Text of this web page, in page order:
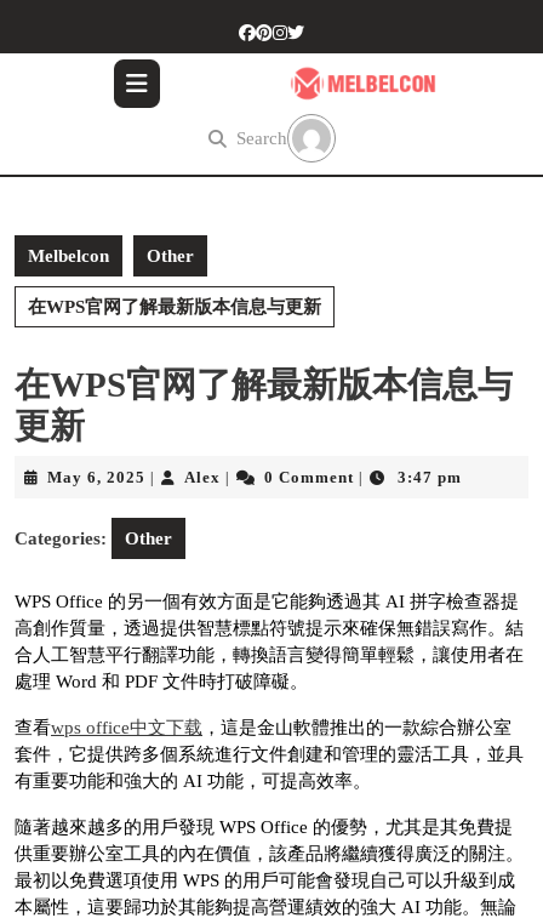
Search
Melbelcon Other
在WPS官网了解最新版本信息与更新
在WPS官网了解最新版本信息与
更新
May 6, 2025 May
2025
Alex Alex 0 Comment 3:47 pm
Categories: Other
WPS Office 的另一個有效方面是它能夠透過其 AI 拼字檢查器提
高創作質量，透過提供智慧標點符號提示來確保無錯誤寫作。結
合人工智慧平行翻譯功能，轉換語言變得簡單輕鬆，讓使用者在
處理 Word 和 PDF 文件時打破障礙。
查看wps office中文下载 ，這是金山軟體推出的一款綜合辦公室
套件，它提供跨多個系統進行文件創建和管理的靈活工具，並具
有重要功能和強大的 AI 功能，可提高效率。
隨著越來越多的用戶發現 WPS Office 的優勢，尤其是其免費提
供重要辦公室工具的內在價值，該產品將繼續獲得廣泛的關注。
最初以免費選項使用 WPS 的用戶可能會發現自己可以升級到成
本屬性，這要歸功於其能夠提高營運績效的強大 AI 功能。無論